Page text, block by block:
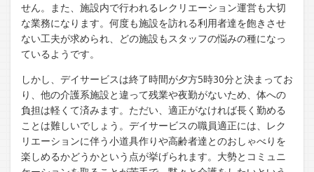
せん。また、施設内で行われるレクリエーション運営も大切
な業務になります。何度も施設を訪れる利用者達を飽きさせ
ない工夫が求められ、どの施設もスタッフの悩みの種になっ
ているようです。
しかし、デイサービスは終了時間が夕方5時30分と決まってお
り、他の介護系施設と違って残業や夜勤がないため、体への
負担は軽くて済みます。ただい、適正がなければ長く勤める
ことは難しいでしょう。デイサービスの職員適正には、レク
リエーションに伴う小道具作りや高齢者達とのおしゃべりを
楽しめるかどうかという点が挙げられます。大勢とコミュニ